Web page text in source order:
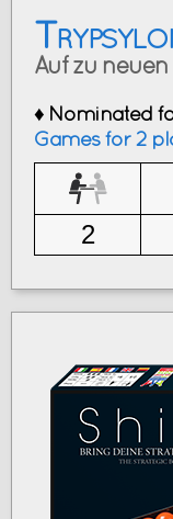
Auf zu
♦ Nominated
Games for 2
2